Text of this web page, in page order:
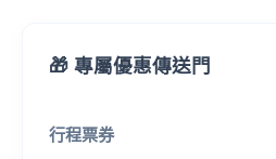
🎁 專屬優惠傳送門
行程票券